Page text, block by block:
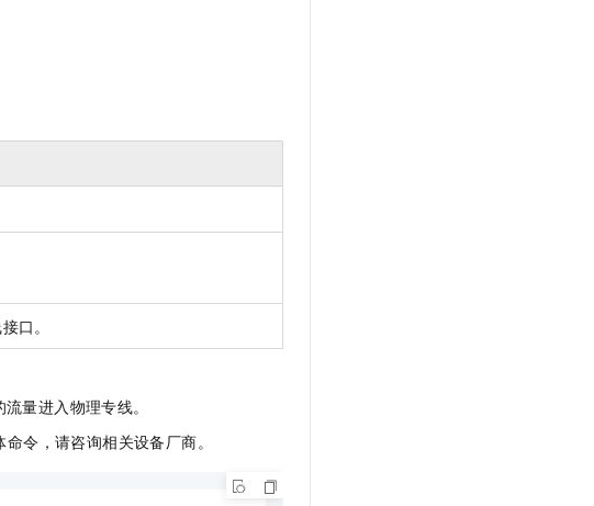
口。
流量进入物理专线。
令，请咨询相关设备厂商。